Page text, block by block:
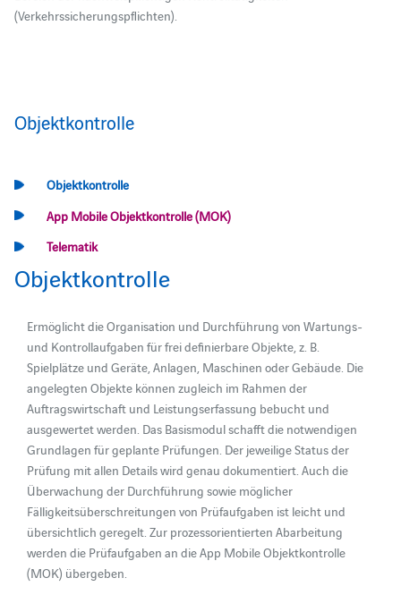
(Verkehrssicherungspflichten).
Objektkontrolle
Objektkontrolle
App Mobile Objektkontrolle (MOK)
Telematik
Objektkontrolle
Ermöglicht die Organisation und Durchführung von Wartungs-
und Kontrollaufgaben für frei definierbare Objekte, z. B.
Spielplätze und Geräte, Anlagen, Maschinen oder Gebäude. Die
angelegten Objekte können zugleich im Rahmen der
Auftragswirtschaft und Leistungserfassung bebucht und
ausgewertet werden. Das Basismodul schafft die notwendigen
Grundlagen für geplante Prüfungen. Der jeweilige Status der
Prüfung mit allen Details wird genau dokumentiert. Auch die
Überwachung der Durchführung sowie möglicher
Fälligkeitsüberschreitungen von Prüfaufgaben ist leicht und
übersichtlich geregelt. Zur prozessorientierten Abarbeitung
werden die Prüfaufgaben an die App Mobile Objektkontrolle
(MOK) übergeben.